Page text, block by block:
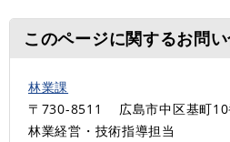
このページに関するお問
林業課
〒730-8511
広島市中区基町
林業経営・技術指導担当